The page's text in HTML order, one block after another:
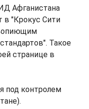
Афганистана
в "Крокус Сити
Такое
странице в
под контролем